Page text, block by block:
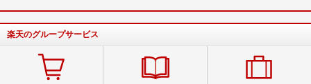
楽天のグループサービス